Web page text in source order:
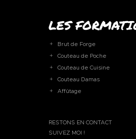
LES
Brut de Forge
Couteau de Poche
Couteau de Cuisine
Couteau Damas
Affûtage
RESTONS EN CONTACT
SUIVEZ MOI !